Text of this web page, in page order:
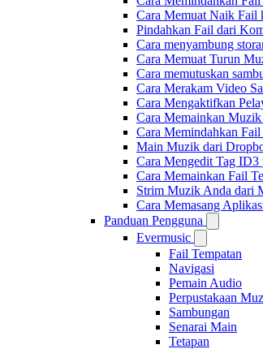
Cara Memuat Naik Fail
Pindahkan Fail dari
Cara menyambung
Cara Memuat Turun
Cara memutuskan
Cara Merakam Video
Cara Mengaktifkan
Cara Memainkan
Cara Memindahkan
Main Muzik dari
Cara Mengedit Tag ID3
Cara Memainkan Fail
Strim Muzik Anda dari
Cara Memasang
Panduan Pengguna
Evermusic
Fail Tempatan
Navigasi
Pemain Audio
Perpustakaan
Sambungan
Senarai Main
Tetapan